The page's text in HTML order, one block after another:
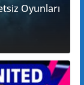
Oyunları